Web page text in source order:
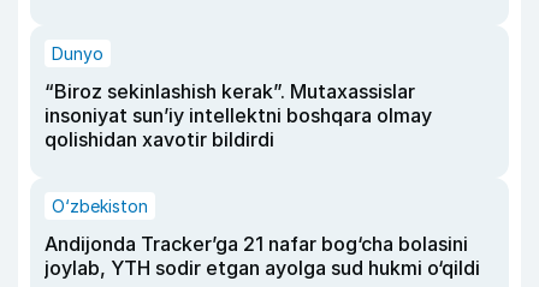
Dunyo
“Biroz sekinlashish kerak”. Mutaxassislar
insoniyat sun’iy intellektni boshqara olmay
qolishidan xavotir bildirdi
O‘zbekiston
Andijonda Tracker’ga 21 nafar bog‘cha bolasini
joylab, YTH sodir etgan ayolga sud hukmi o‘qildi